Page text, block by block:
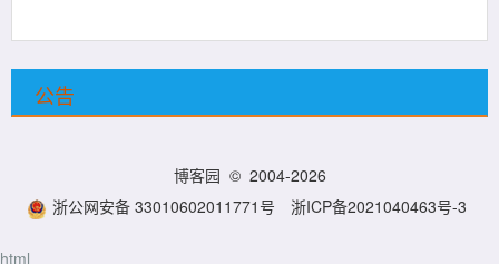
公告
博客园 © 2004-2026
浙公网安备 33010602011771号
浙ICP备2021040463号-3
html